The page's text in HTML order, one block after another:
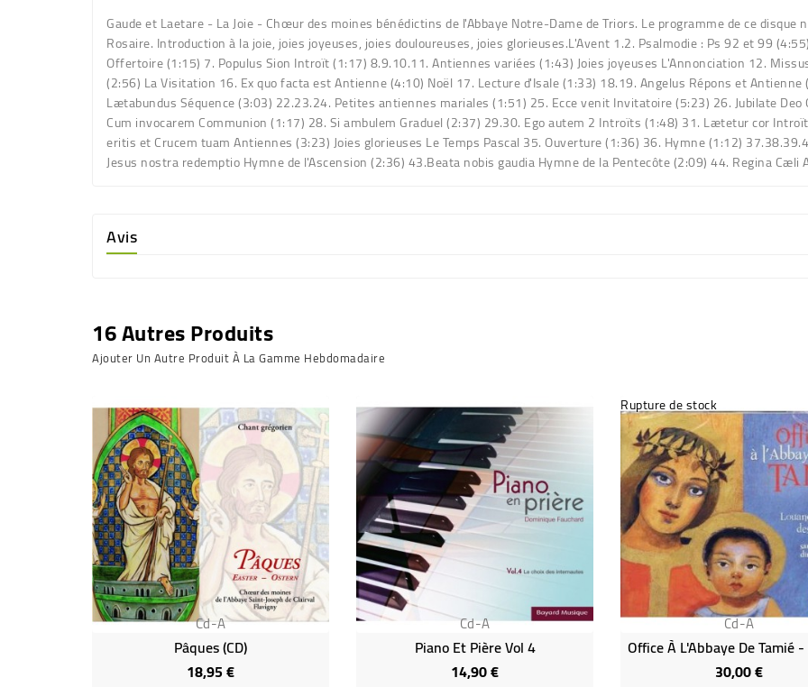
Gaude et Laetare - La Joie - Chœur des moines bénédictins de l'Abbaye Notre-Dame de Triors. Le programme de ce
Rosaire. Introduction à la joie, joies joyeuses, joies douloureuses, joies glorieuses.L'Avent 1.2. Psalmodie : Ps 92 et 99
Offertoire (1:15) 7. Populus Sion Introït (1:17) 8.9.10.11. Antiennes variées (1:43) Joies joyeuses L'Annonciation 12.
(2:56) La Visitation 16. Ex quo facta est Antienne (4:10) Noël 17. Lecture d'IsaIe (1:33) 18.19. Angelus Répons et
Lætabundus Séquence (3:03) 22.23.24. Petites antiennes mariales (1:51) 25. Ecce venit Invitatoire (5:23) 26. Jubilate
Cum invocarem Communion (1:17) 28. Si ambulem Graduel (2:37) 29.30. Ego autem 2 Introïts (1:48) 31. Lætetur cor
eritis et Crucem tuam Antiennes (3:23) Joies glorieuses Le Temps Pascal 35. Ouverture (1:36) 36. Hymne (1:12)
Jesus nostra redemptio Hymne de l'Ascension (2:36) 43.Beata nobis gaudia Hymne de la Pentecôte (2:09) 44. Regina Cæli
Avis
16 Autres Produits
Ajouter Un Autre Produit À La Gamme Hebdomadaire
Cd-A
Pâques (CD)
18,95 €Prix
Cd-A
Piano Et Pière Vol 4
14,90 €Prix
Rupture de stock
Cd-A
30,00 €Prix